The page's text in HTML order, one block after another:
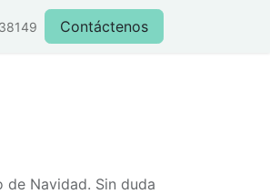
Contáctenos
Navidad. Sin duda